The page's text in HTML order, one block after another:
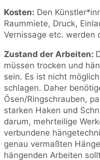
Kosten: Den
Raummiete, Druck,
Vernissage etc. werden
Zustand der Arbeiten:
müssen trocken und
sein. Es ist nicht
schlagen. Daher
Ösen/Ringschrauben,
starken Haken und
darum, mehrteilige
verbundene
genau vermaßten
hängenden Arbeiten